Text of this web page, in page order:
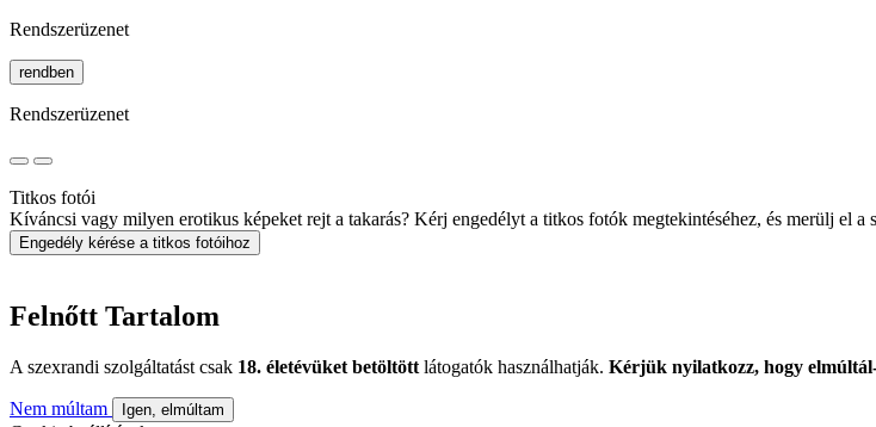
Rendszerüzenet
rendben
Rendszerüzenet
Titkos fotói
Kíváncsi vagy milyen erotikus képeket rejt a takarás? Kérj engedélyt a titkos fotók megtekintéséhez, és merülj el a
Engedély kérése a titkos fotóihoz
Felnőtt Tartalom
A szexrandi szolgáltatást csak 18. életévüket betöltött látogatók használhatják. Kérjük nyilatkozz, hogy
Nem múltam Igen, elmúltam